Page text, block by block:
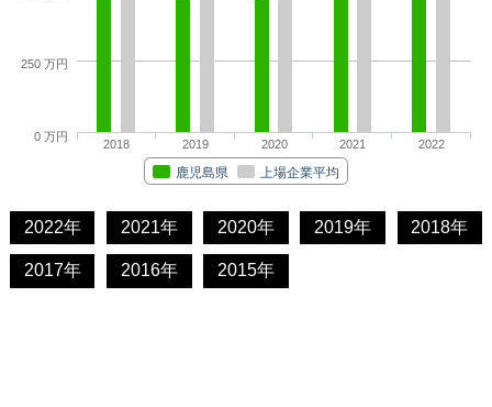
鹿児島県 上場企業平均
2018 2019 2020 2021 2022
0 万円
250 万円
2022年 2021年 2020年 2019年 2018年
2017年 2016年 2015年